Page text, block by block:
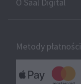
O Saal Digital
Metody płatności